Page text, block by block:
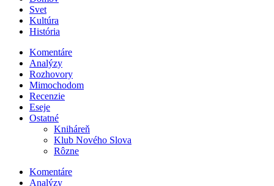
Svet
Kultúra
História
Komentáre
Analýzy
Rozhovory
Mimochodom
Recenzie
Eseje
Ostatné
Kniháreň
Klub Nového Slova
Rôzne
Komentáre
Analýzy